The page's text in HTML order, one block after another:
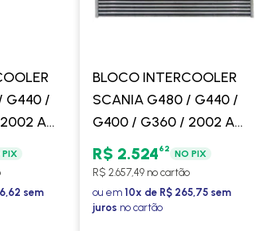
G440 /
A
PIX
sem
BLOCO INTERCOOLER
SCANIA G480 / G440 /
G400 / G360 / 2002 A
2019 SERIE 6 MOTOR
EURO 5 - PROCOOLER
R$ 2.52462 NO PIX
R$ 2.657,49 no cartão
ou em 10x de R$ 265,75 sem
juros no cartão